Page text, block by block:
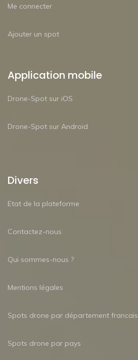
Me connecter
Ajouter un spot
Application mobile
Drone-Spot sur iOS
Drone-Spot sur Android
Divers
Etat de la plateforme
Contactez-nous
Qui sommes-nous ?
Mentions légales
Spots drone par département francais
Spots drone par pays